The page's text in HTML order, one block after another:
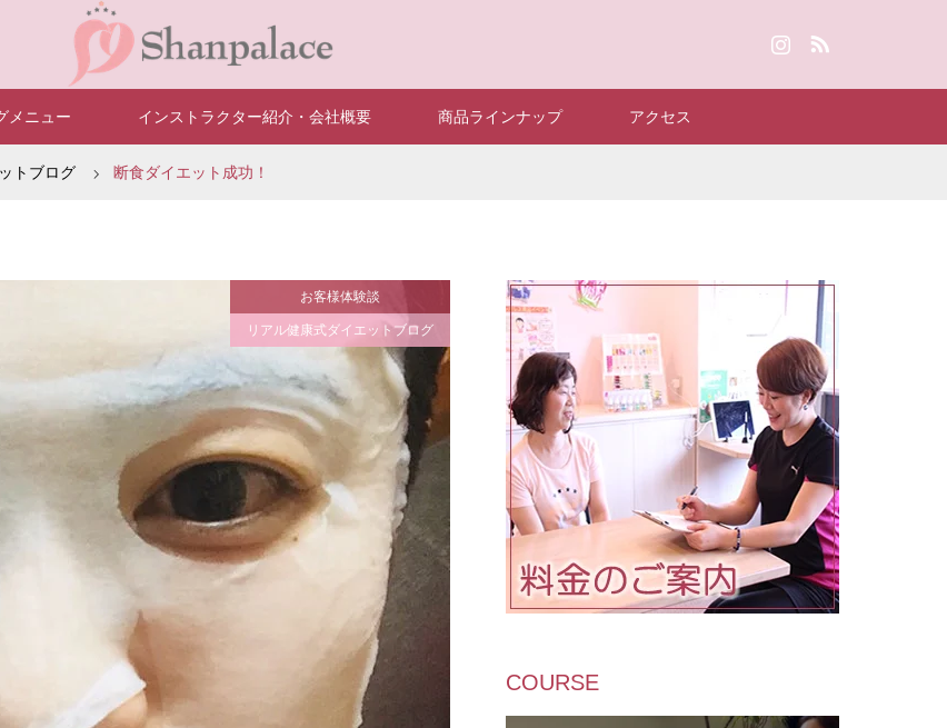
メニュー インストラクター紹介・会社概要 商品ラインナップ アクセス
トブログ 断食ダイエット成功！
お客様体験談
リアル健康式ダイエットブログ
COURSE